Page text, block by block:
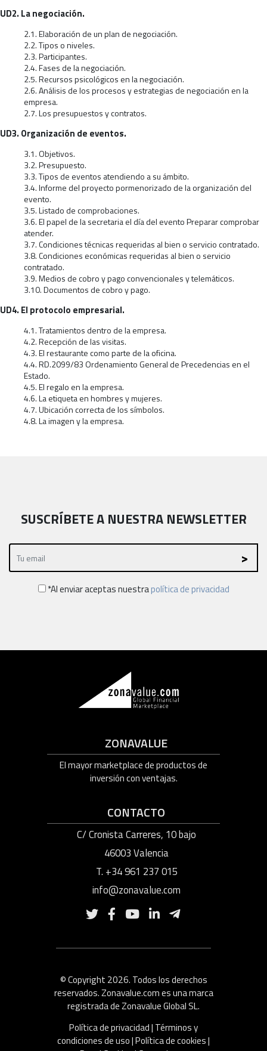
UD2. La negociación.
2.1. Elaboración de un plan de negociación.
2.2. Tipos o niveles.
2.3. Participantes.
2.4. Fases de la negociación.
2.5. Recursos psicológicos en la negociación.
2.6. Análisis de los procesos y estrategias de negociación en la
empresa.
2.7. Los presupuestos y contratos.
UD3. Organización de eventos.
3.1. Objetivos.
3.2. Presupuesto.
3.3. Tipos de eventos atendiendo a su ámbito.
3.4. Informe del proyecto pormenorizado de la organización del
evento.
3.5. Listado de comprobaciones.
3.6. El papel de la secretaria el día del evento Preparar comprobar
atender.
3.7. Condiciones técnicas requeridas al bien o servicio contratado.
3.8. Condiciones económicas requeridas al bien o servicio
contratado.
3.9. Medios de cobro y pago convencionales y telemáticos.
3.10. Documentos de cobro y pago.
UD4. El protocolo empresarial.
4.1. Tratamientos dentro de la empresa.
4.2. Recepción de las visitas.
4.3. El restaurante como parte de la oficina.
4.4. RD.2099/83 Ordenamiento General de Precedencias en el
Estado.
4.5. El regalo en la empresa.
4.6. La etiqueta en hombres y mujeres.
4.7. Ubicación correcta de los símbolos.
4.8. La imagen y la empresa.
SUSCRÍBETE A NUESTRA NEWSLETTER
*Al enviar aceptas nuestrapolítica de privacidad
ZONAVALUE
El mayor marketplace de productos de
inversión con ventajas.
CONTACTO
C/ Cronista Carreres, 10 bajo
46003 Valencia
T. +34 961 237 015
info@zonavalue.com
© Copyright 2026. Todos los derechos
reservados. Zonavalue.com es una marca
registrada de Zonavalue Global SL.
Política de privacidad| Términos y
condiciones de uso|Política de cookies|